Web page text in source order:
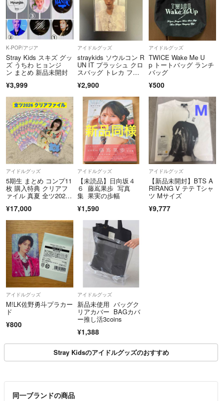
●写真については、なるべく細部まで映しますが、気になる点がござい
ましたらご質問ください。
●一度購入していただいた商品のキャンセルはご遠慮ください。
●発送事故は責任を負いかねます。
●購入後の返品・クレームは一切受け付けておりませんので、ご了承下
さい。
気持ちの良いお取引を努めますので、よろしくお願い致します！
K-POP/アジア
Stray Kids スキズ グッ
ズ うちわ ヒョンジ
ン まとめ 新品未開封
¥3,999
アイドルグッズ
straykids ソウルコン R
UN IT プラッシュ クロ
スバッグ トレカ フィ
¥2,900
アイドルグッズ
TWICE Wake Me U
p トートバッグ ランチ
バッグ
¥500
アイドルグッズ
5期生 まとめ コンプ11
枚 購入特典 クリアフ
ァイル 真夏 全ツ202
¥17,000
アイドルグッズ
【未読品】日向坂４
６ 藤嶌果歩 写真
集 果実の歩幅
¥1,590
アイドルグッズ
【新品未開封】BTS A
RIRANG V テテ Tシャ
ツ Mサイズ
¥9,777
アイドルグッズ
M!LK佐野勇斗プラカー
ド
¥800
アイドルグッズ
新品未使用 バッグク
リアカバー BAGカバ
ー推し活3coins
¥1,388
Stray Kidsのアイドルグッズのおすすめ
同一ブランドの商品